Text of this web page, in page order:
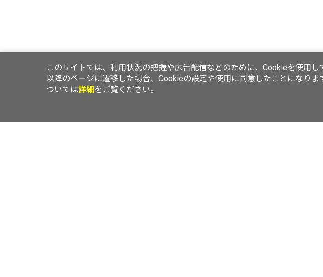
このサイトでは、利用状況の把握や広告配信などのために、Cookieを使用
以降のページに遷移した場合、Cookieの設定や使用に同意したことになり
ついては詳細をご覧ください。